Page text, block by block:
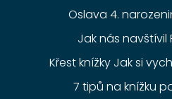
Oslava 4.
Jak nás navštívil
Křest knížky Jak si
7 tipů na knížku